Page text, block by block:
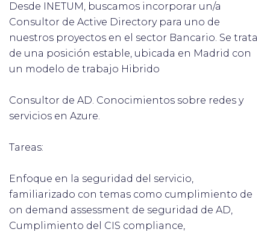
Desde INETUM, buscamos incorporar un/a
Consultor de Active Directory para uno de
nuestros proyectos en el sector Bancario. Se trata
de una posición estable, ubicada en Madrid con
un modelo de trabajo Hibrido
Consultor de AD. Conocimientos sobre redes y
servicios en Azure.
Tareas:
Enfoque en la seguridad del servicio,
familiarizado con temas como cumplimiento de
on demand assessment de seguridad de AD,
Cumplimiento del CIS compliance,